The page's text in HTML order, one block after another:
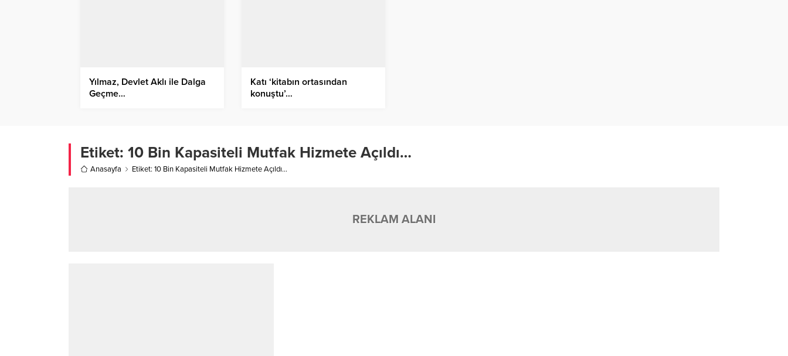
Yılmaz, Devlet Aklı ile Dalga
Geçme…
Katı ‘kitabın ortasından
konuştu’…
Etiket: 10 Bin Kapasiteli Mutfak Hizmete Açıldı…
Anasayfa Etiket: 10 Bin Kapasiteli Mutfak Hizmete Açıldı…
REKLAM ALANI